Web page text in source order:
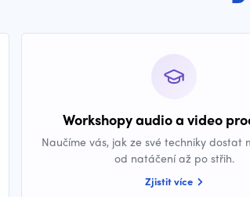
Workshopy audio a video
Naučíme vás, jak ze své techniky dostat
od natáčení až po střih.
Zjistit více